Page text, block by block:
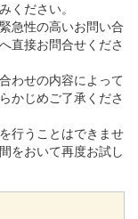
ください。
急性の高いお問い合
直接お問合せくださ
わせの内容によって
かじめご了承くださ
行うことはできませ
をおいて再度お試し